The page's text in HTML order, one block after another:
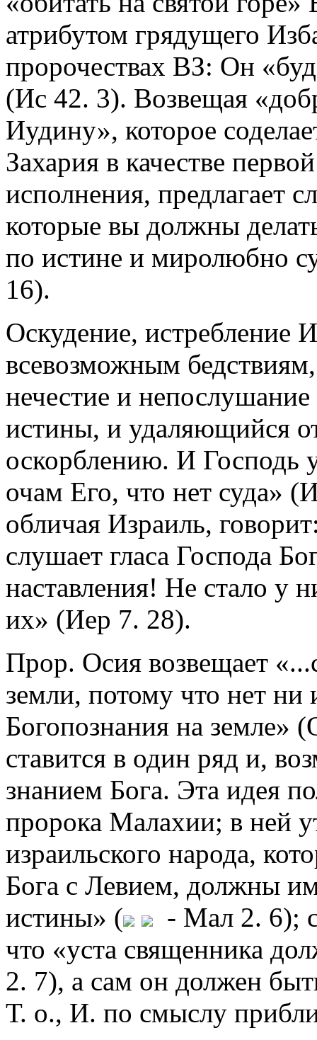
атрибутом грядущего
пророчествах ВЗ: Он
(Ис 42. 3). Возвещая
Иудину», которое
Захария в качестве
исполнения, предлагает
которые вы должны
по истине и миролюбно
16).
Оскудение, истребление
всевозможным
нечестие и
истины, и удаляющийся
оскорблению. И Господь
очам Его, что нет суда»
обличая Израиль,
слушает гласа Господа
наставления! Не стало у
их» (Иер 7. 28).
Прор. Осия возвещает
земли, потому что нет
Богопознания на земле»
ставится в один ряд и,
знанием Бога. Эта идея
пророка Малахии; в ней
израильского народа,
Бога с Левием, должны
истины» (
- Мал 2. 6);
что «уста священника
2. 7), а сам он должен
Т. о., И. по смыслу